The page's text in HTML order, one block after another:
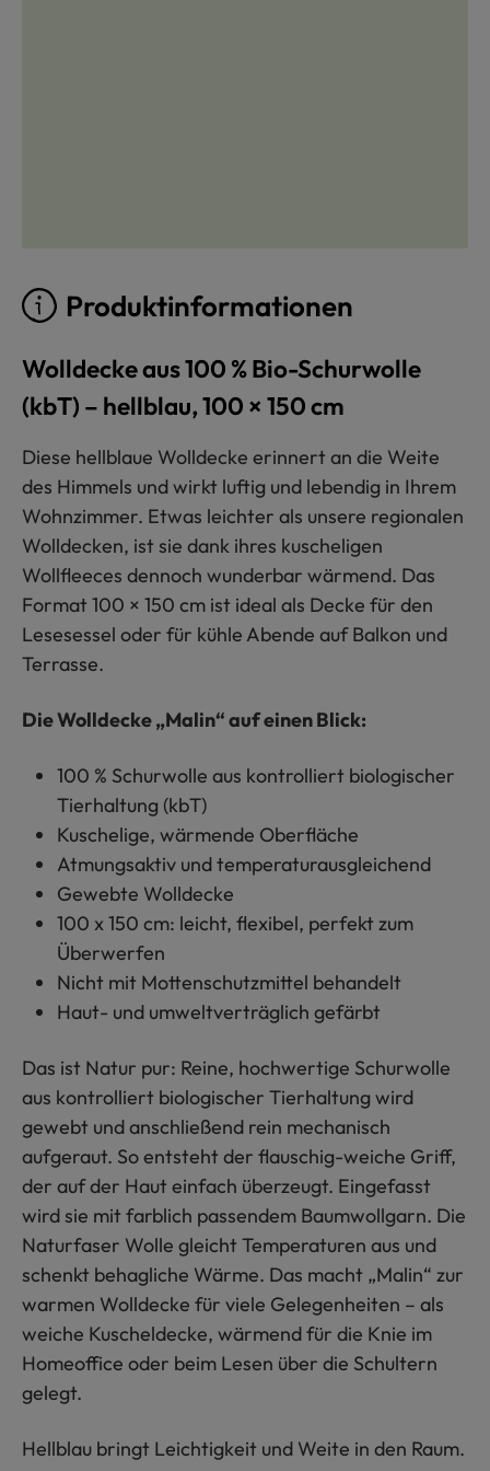
Produktinformationen
Wolldecke aus 100 % Bio-Schurwolle
(kbT) – hellblau, 100 × 150 cm
Diese hellblaue Wolldecke erinnert an die Weite
des Himmels und wirkt luftig und lebendig in Ihrem
Wohnzimmer. Etwas leichter als unsere regionalen
Wolldecken, ist sie dank ihres kuscheligen
Wollfleeces dennoch wunderbar wärmend. Das
Format 100 × 150 cm ist ideal als Decke für den
Lesesessel oder für kühle Abende auf Balkon und
Terrasse.
Die Wolldecke „Malin“ auf einen Blick:
100 % Schurwolle aus kontrolliert biologischer
Tierhaltung (kbT)
Kuschelige, wärmende Oberfläche
Atmungsaktiv und temperaturausgleichend
Gewebte Wolldecke
100 x 150 cm: leicht, flexibel, perfekt zum
Überwerfen
Nicht mit Mottenschutzmittel behandelt
Haut- und umweltverträglich gefärbt
Das ist Natur pur: Reine, hochwertige Schurwolle
aus kontrolliert biologischer Tierhaltung wird
gewebt und anschließend rein mechanisch
aufgeraut. So entsteht der flauschig-weiche Griff,
der auf der Haut einfach überzeugt. Eingefasst
wird sie mit farblich passendem Baumwollgarn. Die
Naturfaser Wolle gleicht Temperaturen aus und
schenkt behagliche Wärme. Das macht „Malin“ zur
warmen Wolldecke für viele Gelegenheiten – als
weiche Kuscheldecke, wärmend für die Knie im
Homeoffice oder beim Lesen über die Schultern
gelegt.
Hellblau bringt Leichtigkeit und Weite in den Raum.